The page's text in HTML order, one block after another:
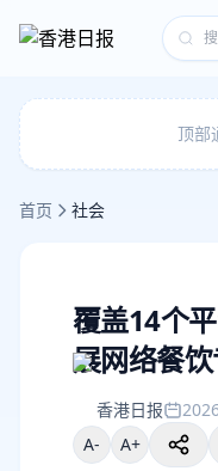
顶部
首页 社会
覆盖14个
展网络餐
香港日报
A-
A+